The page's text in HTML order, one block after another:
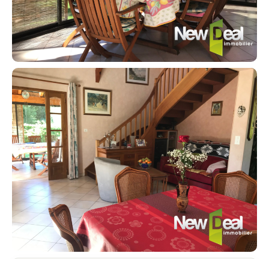
Contacter un conseiller
Estimer/Vendre
Acheter
Recrutement
Actualités
Guides
Contact